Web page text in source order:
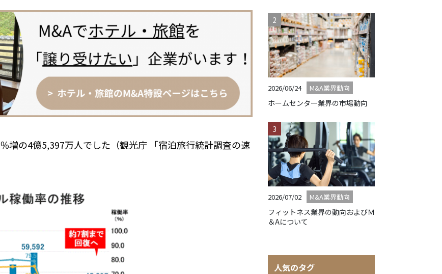
％増の4億5,397万人でした（観光庁 「宿泊旅行統計調査の速
2026/06/24 M&A業界動向
ホームセンター業界の市場動向
2026/07/02 M&A業界動向
フィットネス業界の動向およびＭ
＆Aについて
人気のタグ